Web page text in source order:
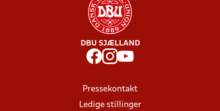
DBU SJÆLLAND
Pressekontakt
Ledige stillinger